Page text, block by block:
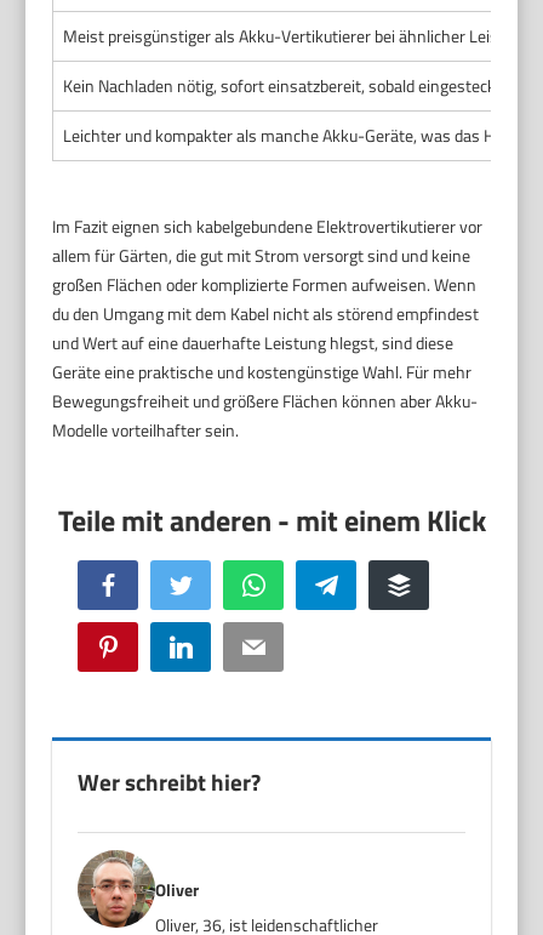
Meist preisgünstiger als Akku-Vertikutierer bei ähnlicher Leistung.
Kein Nachladen nötig, sofort einsatzbereit, sobald eingesteckt ist.
Leichter und kompakter als manche Akku-Geräte, was das
Im Fazit eignen sich kabelgebundene Elektrovertikutierer vor
allem für Gärten, die gut mit Strom versorgt sind und keine
großen Flächen oder komplizierte Formen aufweisen. Wenn
du den Umgang mit dem Kabel nicht als störend empfindest
und Wert auf eine dauerhafte Leistung hlegst, sind diese
Geräte eine praktische und kostengünstige Wahl. Für mehr
Bewegungsfreiheit und größere Flächen können aber Akku-
Modelle vorteilhafter sein.
Facebook Twitter WhatsApp Telegram Buffer
Pinterest LinkedIn Email
Wer schreibt hier?
Oliver
Oliver, 36, ist leidenschaftlicher